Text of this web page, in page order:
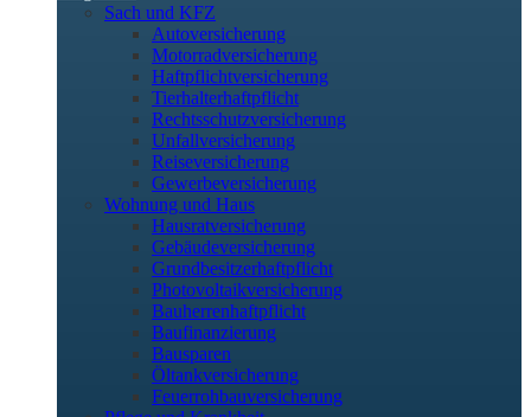
Sach und KFZ
Autoversicherung
Motorradversicherung
Haftpflichtversicherung
Tierhalterhaftpflicht
Rechtsschutzversicherung
Unfallversicherung
Reiseversicherung
Gewerbeversicherung
Wohnung und Haus
Hausratversicherung
Gebäudeversicherung
Grundbesitzerhaftpflicht
Photovoltaikversicherung
Bauherrenhaftpflicht
Baufinanzierung
Bausparen
Öltankversicherung
Feuerrohbauversicherung